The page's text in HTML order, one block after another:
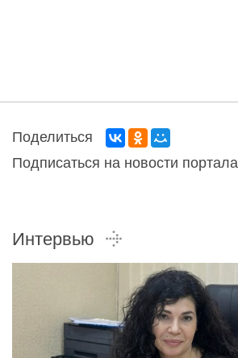
Поделиться
Подписаться на новости портала
Интервью